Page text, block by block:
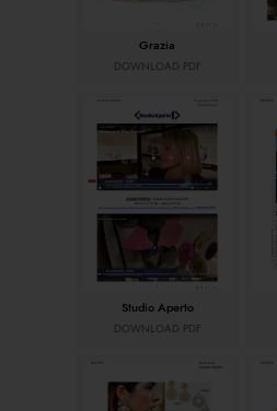
Grazia
DOWNLOAD PDF
Studio Aperto
DOWNLOAD PDF